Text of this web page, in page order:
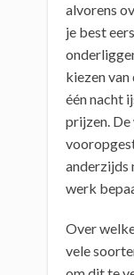
alvorens
je best
kiezen
één nacht
prijzen.
anderzijds
werk
Over
vele